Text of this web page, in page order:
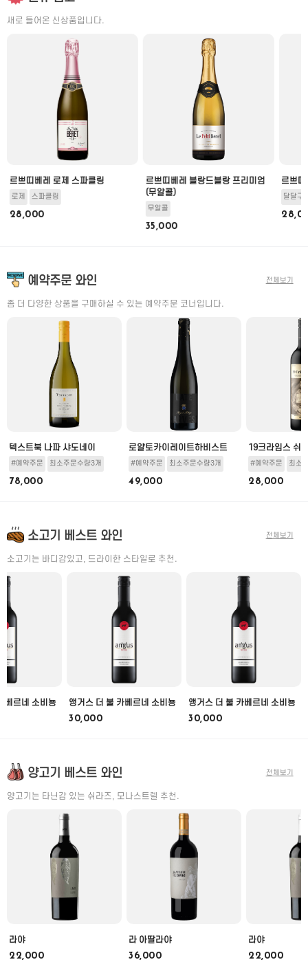
새로 들어온 신상품입니다.
르쁘띠베레 로제 스파클링
로제 스파클링
28,000
르쁘띠베레 블랑드블랑 프리미엄
(무알콜)
무알콜
35,000
르쁘
달달구
전체보기
예약주문 와인
좀 더 다양한 상품을 구매하실 수 있는 예약주문 코너입니다.
텍스트북 나파 샤도네이
#예약주문 최소주문수량3개
78,000
로얄토카이레이트하비스트
#예약주문 최소주문수량3개
49,000
19크라임스 쉬
#예약주문 최소
28,000
전체보기
소고기 베스트 와인
소고기는 바디감있고, 드라이한 스타일로 추천.
베르네 소비뇽 앵거스 더 불 카베르네 소비뇽
30,000
앵거스 더 불 카베르네 소비뇽
30,000
전체보기
양고기 베스트 와인
양고기는 타닌감 있는 쉬라즈, 모나스트렐 추천.
라야
22,000
라 아딸라야
36,000
라야
22,000